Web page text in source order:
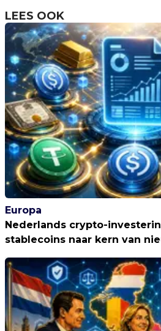
LEES OOK
Europa
Nederlands crypto-
stablecoins naar kern van